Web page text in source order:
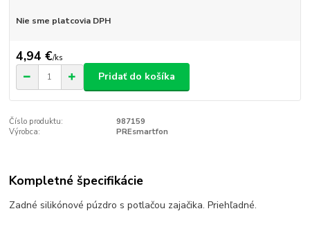
Nie sme platcovia DPH
4,94 €/ks
Pridať do košíka
Číslo produktu:
987159
Výrobca:
PREsmartfon
Kompletné špecifikácie
Zadné silikónové púzdro s potlačou zajačika. Priehľadné.